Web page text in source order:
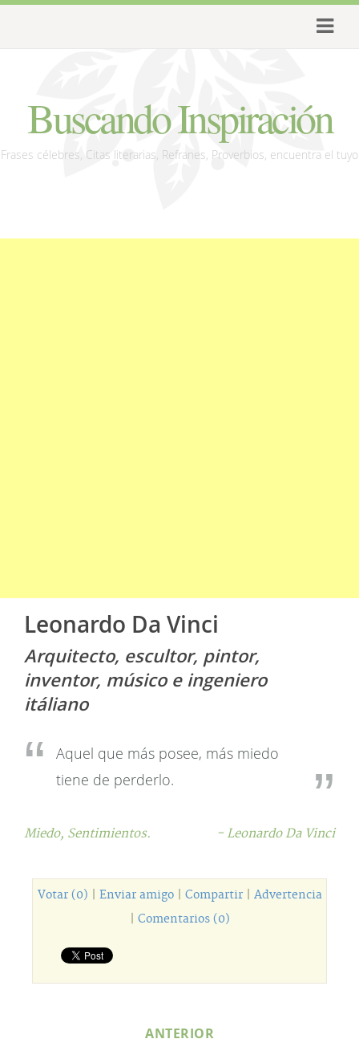
Buscando Inspiración
Frases célebres, Citas literarias, Refranes, Proverbios, encuentra el tuyo
Leonardo Da Vinci
Arquitecto, escultor, pintor,
inventor, músico e ingeniero
itáliano
Aquel que más posee, más miedo
tiene de perderlo.
Miedo, Sentimientos. - Leonardo Da Vinci
Votar (0) Enviar amigo| Compartir| Advertencia
Comentarios (0)
ANTERIOR